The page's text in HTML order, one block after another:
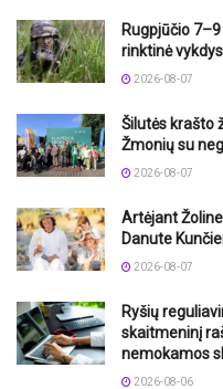
Rugpjūčio
rinktinė
2026-08-07
Šilutės krašto
Žmonių su
2026-08-07
Artėjant
Danute
2026-08-07
Ryšių
skaitmeninį
nemokamos
2026-08-06